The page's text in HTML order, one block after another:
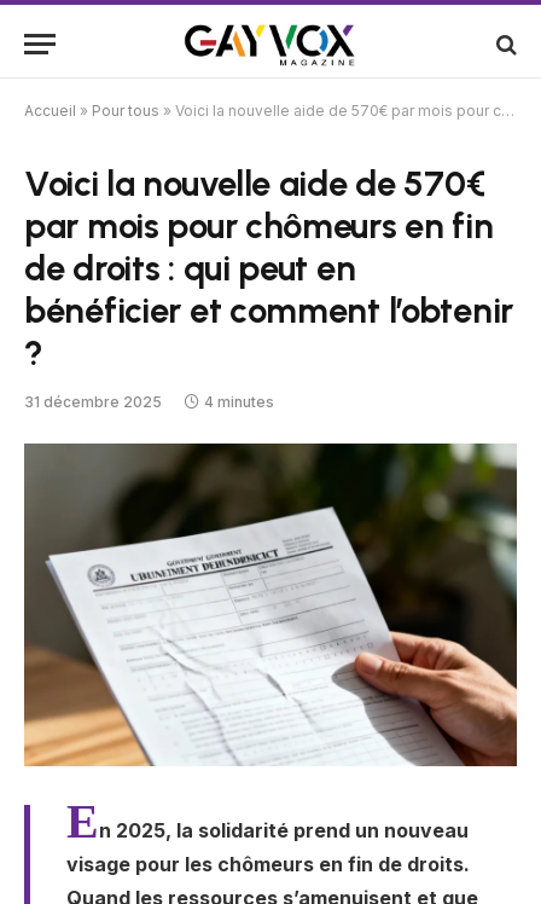
Accueil » Pour tous » Voici la nouvelle aide de 570€ par mois pour chômeurs en fin de droits : qui peut en bénéficier et comment l’obtenir ?
Voici la nouvelle aide de 570€
par mois pour chômeurs en fin
de droits : qui peut en
bénéficier et comment l’obtenir
?
31 décembre 2025 4 minutes
En 2025, la solidarité prend un nouveau
visage pour les chômeurs en fin de droits.
Quand les ressources s’amenuisent et que